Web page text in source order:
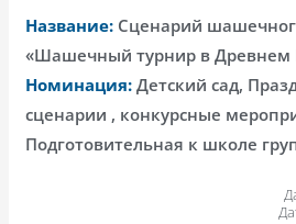
Название: Сценарий
«Шашечный турнир в Древнем
Номинация: Детский сад,
сценарии , конкурсные
Подготовительная к школе